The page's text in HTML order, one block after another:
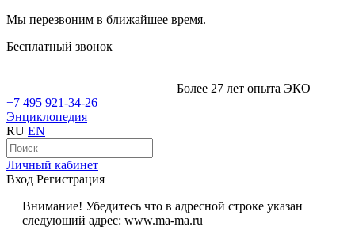
Мы перезвоним в ближайшее время.
Бесплатный звонок
Более 27 лет опыта ЭКО
+7 495 921-34-26
Энциклопедия
RU EN
Личный кабинет
Вход Регистрация
Внимание! Убедитесь что в адресной строке указан
следующий адрес: www.ma-ma.ru